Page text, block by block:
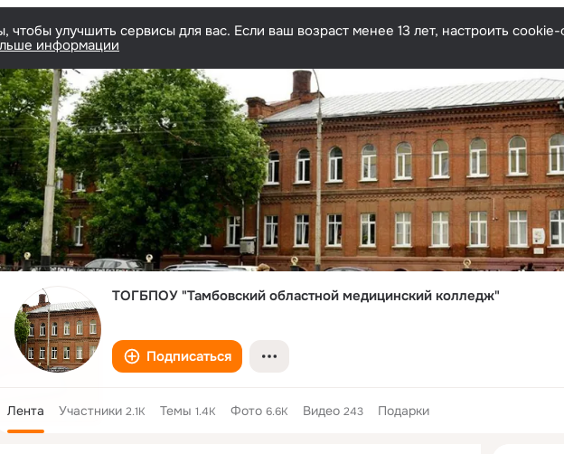
улучшить сервисы для вас. Если ваш возраст менее 13 лет, настроить
информации
ТОГБПОУ "Тамбовский областной медицинский колледж"
Подписаться
Лента Участники 2.1K Темы 1.4K Фото 6.6K Видео 243 Подарки